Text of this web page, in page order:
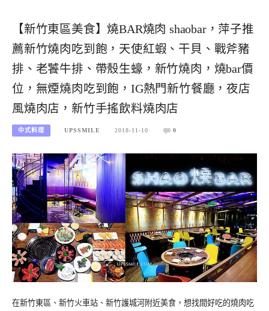
【新竹東區美食】燒BAR燒肉 shaobar，萍子推
薦新竹燒肉吃到飽，天使紅蝦、干貝、戰斧豬
排、老饕牛排、帶殼生蠔，新竹燒肉，燒bar價
位，無煙燒肉吃到飽，IG熱門新竹餐廳，夜店
風燒肉店，新竹手搖飲料燒肉店
中式料理 UPSSMILE 2018-11-10 0
在新竹東區、新竹火車站、新竹護城河附近美食，想找間好吃的燒肉吃